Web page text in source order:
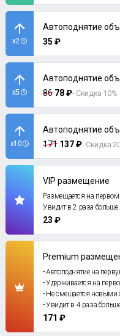
x2
Автоподнятие
35 ₽
x5
Автоподнятие
86 78 ₽- Скидка 10%
x10
Автоподнятие
171 137 ₽- Скидка
VIP размещение
Размещается на
Увидит в 2 раза больше
23 ₽
Premium
- Автоподнятие на
- Удерживается на
- Не смещается новыми
- Увидит в 4 раза
171 ₽